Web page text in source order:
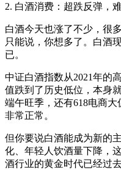
2. 白酒消费：超跌反弹，
白酒今天也涨了不少，很
只能说，你想多了。白酒
已。
中证白酒指数从2021年的
值跌到了历史低位，本身
端午旺季，还有618电商大
非常正常。
但你要说白酒能成为新的
化、年轻人饮酒量下降，
酒行业的黄金时代已经过